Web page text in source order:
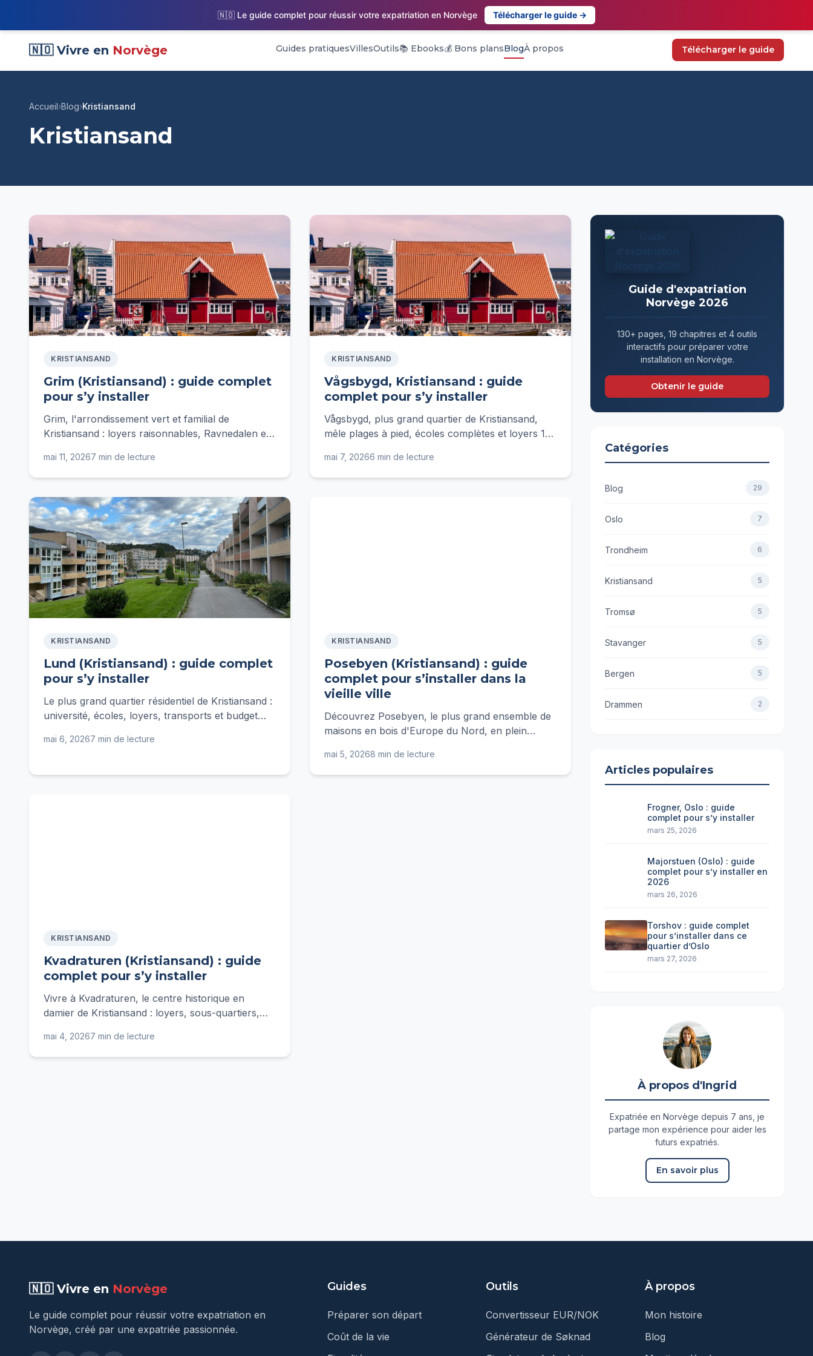
🇳🇴 Le guide complet pour réussir votre expatriation en Norvège Télécharger le guide →
🇳🇴 Vivre en Norvège Guides pratiquesVillesOutils📚 Ebooks💰 Bons plansBlogÀ propos Télécharger le guide
Accueil›Blog›Kristiansand
Kristiansand
KRISTIANSAND
Grim (Kristiansand) : guide complet
pour s’y installer
Grim, l'arrondissement vert et familial de
Kristiansand : loyers raisonnables, Ravnedalen en
réaliste 2026.
mai 11, 20267 min de lecture
KRISTIANSAND
Vågsbygd, Kristiansand : guide
complet pour s’y installer
Vågsbygd, plus grand quartier de Kristiansand,
mêle plages à pied, écoles complètes et loyers 15-
s'installer.
mai 7, 20266 min de lecture
KRISTIANSAND
Lund (Kristiansand) : guide complet
pour s’y installer
Le plus grand quartier résidentiel de Kristiansand :
université, écoles, loyers, transports et budget
mai 6, 20267 min de lecture
KRISTIANSAND
Posebyen (Kristiansand) : guide
complet pour s’installer dans la
vieille ville
Découvrez Posebyen, le plus grand ensemble de
maisons en bois d'Europe du Nord, en plein
écoles, transports, vie quotidienne.
mai 5, 20268 min de lecture
KRISTIANSAND
Kvadraturen (Kristiansand) : guide
complet pour s’y installer
Vivre à Kvadraturen, le centre historique en
damier de Kristiansand : loyers, sous-quartiers,
mai 4, 20267 min de lecture
Guide d'expatriation
Norvège 2026
130+ pages, 19 chapitres et 4 outils
interactifs pour préparer votre
installation en Norvège.
Obtenir le guide
Catégories
Blog 29
Oslo 7
Trondheim 6
Kristiansand 5
Tromsø 5
Stavanger 5
Bergen 5
Drammen 2
Articles populaires
Frogner, Oslo : guide
complet pour s’y installer
mars 25, 2026
Majorstuen (Oslo) : guide
complet pour s’y installer en
2026
mars 26, 2026
Torshov : guide complet
pour s’installer dans ce
quartier d’Oslo
mars 27, 2026
À propos d'Ingrid
Expatriée en Norvège depuis 7 ans, je
partage mon expérience pour aider les
futurs expatriés.
En savoir plus
🇳🇴 Vivre en Norvège
Le guide complet pour réussir votre expatriation en
Norvège, créé par une expatriée passionnée.
Guides
Préparer son départ
Coût de la vie
Outils
Convertisseur EUR/NOK
Générateur de Søknad
À propos
Mon histoire
Blog